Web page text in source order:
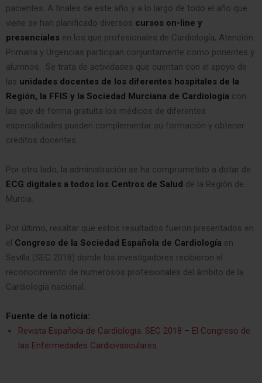
pacientes. A finales de este año y a lo largo de todo el año que
viene se han planificado diversos cursos on-line y
presenciales en los que profesionales de Cardiología, Atención
Primaria y Urgencias participan conjuntamente como ponentes y
alumnos. Se trata de actividades que cuentan con el apoyo de
las unidades docentes de los diferentes hospitales de la
Región, la FFIS y la Sociedad Murciana de Cardiología con
las que de forma gratuita los médicos de diferentes
especialidades pueden complementar su formación y obtener
créditos docentes.
Por otro lado, la administración se ha comprometido a dotar de
ECG digitales a todos los Centros de Salud de la Región de
Murcia.
Por último, resaltar que estos resultados fueron presentados en
el Congreso de la Sociedad Española de Cardiología en
Sevilla (SEC 2018) donde los investigadores recibieron el
reconocimiento de numerosos profesionales del ámbito de la
Cardiología nacional.
Fuente de la noticia:
Revista Española de Cardiología. SEC 2018 – El Congreso de
las Enfermedades Cardiovasculares.